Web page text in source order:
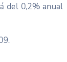
del 0,2% anual